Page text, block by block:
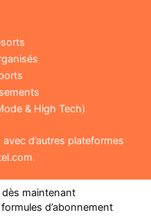
& High Tech)
d’autres plateformes
maintenant
d’abonnement